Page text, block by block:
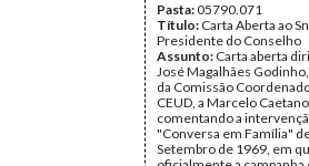
Pasta:05790.071
Título: Carta Aberta ao
Presidente do Conselho
Assunto: Carta aberta
José Magalhães
da Comissão
CEUD, a Marcelo
comentando a
"Conversa em Família"
Setembro de 1969, em